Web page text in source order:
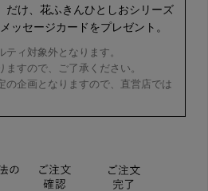
だけ、花ふきんひとしおシリーズ
ッセージカードをプレゼント。
ィ対象外となります。
すので、ご了承ください。
企画となりますので、直営店では